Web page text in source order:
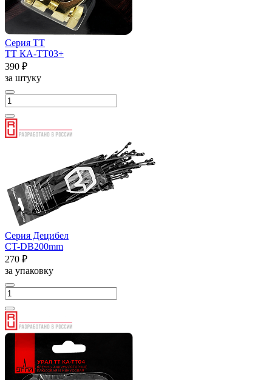
Серия ТТ
ТТ КА-ТТ03+
390 ₽
за штуку
Серия Децибел
CT-DB200mm
270 ₽
за упаковку